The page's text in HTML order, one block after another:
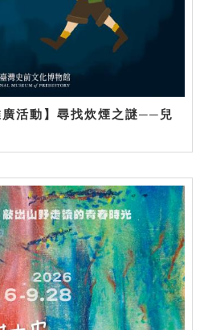
廣活動】尋找炊煙之謎──兒